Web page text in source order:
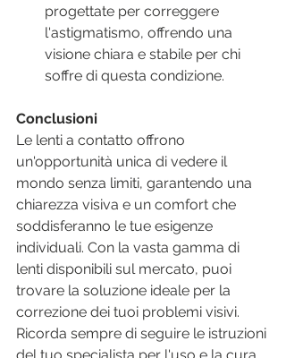
progettate per correggere
l'astigmatismo, offrendo una
visione chiara e stabile per chi
soffre di questa condizione.
Conclusioni
Le lenti a contatto offrono
un'opportunità unica di vedere il
mondo senza limiti, garantendo una
chiarezza visiva e un comfort che
soddisferanno le tue esigenze
individuali. Con la vasta gamma di
lenti disponibili sul mercato, puoi
trovare la soluzione ideale per la
correzione dei tuoi problemi visivi.
Ricorda sempre di seguire le istruzioni